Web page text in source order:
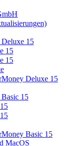
15
15
15
Deluxe 15
15
Basic 15
MacOS